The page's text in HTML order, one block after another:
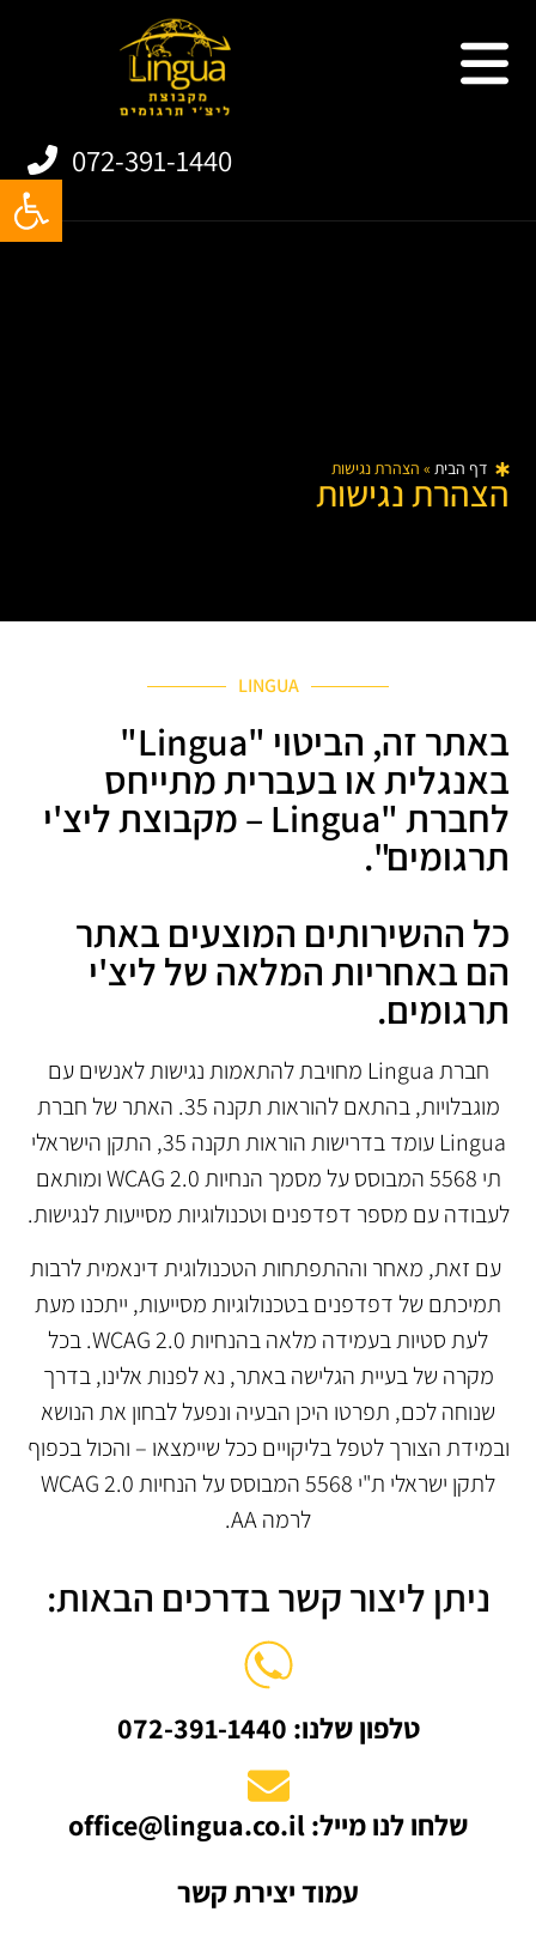
072-391-1440
דף הבית » הצהרת נגישות
הצהרת נגישות
LINGUA
באתר זה, הביטוי "Lingua"
באנגלית או בעברית מתייחס
לחברת "Lingua – מקבוצת ליצ'י
תרגומים".
כל ההשירותים המוצעים באתר
הם באחריות המלאה של ליצ'י
תרגומים.
חברת Lingua מחויבת להתאמות נגישות לאנשים עם
מוגבלויות, בהתאם להוראות תקנה 35. האתר של חברת
Lingua עומד בדרישות הוראות תקנה 35, התקן הישראלי
תי 5568 המבוסס על מסמך הנחיות WCAG 2.0 ומותאם
לעבודה עם מספר דפדפנים וטכנולוגיות מסייעות לנגישות.
עם זאת, מאחר וההתפתחות הטכנולוגית דינאמית לרבות
תמיכתם של דפדפנים בטכנולוגיות מסייעות, ייתכנו מעת
לעת סטיות בעמידה מלאה בהנחיות WCAG 2.0. בכל
מקרה של בעיית הגלישה באתר, נא לפנות אלינו, בדרך
שנוחה לכם, תפרטו היכן הבעיה ונפעל לבחון את הנושא
ובמידת הצורך לטפל בליקויים ככל שיימצאו – והכול בכפוף
לתקן ישראלי ת"י 5568 המבוסס על הנחיות WCAG 2.0
לרמה AA.
ניתן ליצור קשר בדרכים הבאות:
טלפון שלנו: 072-391-1440
שלחו לנו מייל: office@lingua.co.il
עמוד יצירת קשר